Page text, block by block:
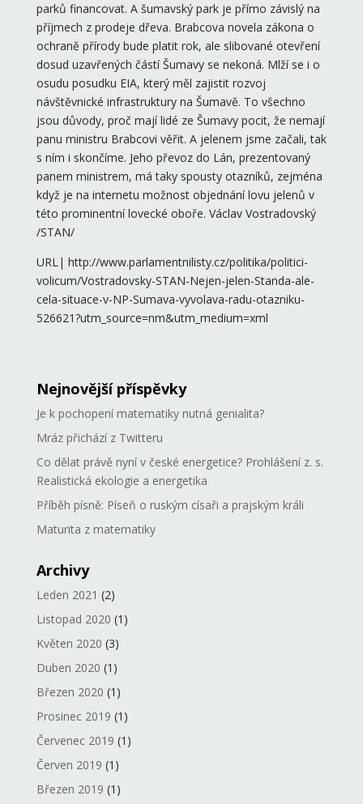
parků financovat. A šumavský park je přímo závislý na
příjmech z prodeje dřeva. Brabcova novela zákona o
ochraně přírody bude platit rok, ale slibované otevření
dosud uzavřených částí Šumavy se nekoná. Mlží se i o
osudu posudku EIA, který měl zajistit rozvoj
návštěvnické infrastruktury na Šumavě. To všechno
jsou důvody, proč mají lidé ze Šumavy pocit, že nemají
panu ministru Brabcovi věřit. A jelenem jsme začali, tak
s ním i skončíme. Jeho převoz do Lán, prezentovaný
panem ministrem, má taky spousty otazníků, zejména
když je na internetu možnost objednání lovu jelenů v
této prominentní lovecké oboře. Václav Vostradovský
/STAN/
URL| http://www.parlamentnilisty.cz/politika/politici-
volicum/Vostradovsky-STAN-Nejen-jelen-Standa-ale-
cela-situace-v-NP-Sumava-vyvolava-radu-otazniku-
526621?utm_source=nm&utm_medium=xml
Nejnovější příspěvky
Je k pochopení matematiky nutná genialita?
Mráz přichází z Twitteru
Co dělat právě nyní v české energetice? Prohlášení z. s.
Realistická ekologie a energetika
Příběh písně: Píseň o ruským císaři a prajským králi
Maturita z matematiky
Archivy
Leden 2021 (2)
Listopad 2020 (1)
Květen 2020 (3)
Duben 2020 (1)
Březen 2020 (1)
Prosinec 2019 (1)
Červenec 2019 (1)
Červen 2019 (1)
Březen 2019 (1)